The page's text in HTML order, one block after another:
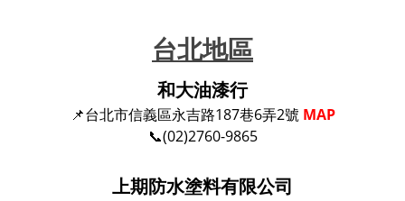
台北地區
和大油漆行
📌台北市信義區永吉路187巷6弄2號 MAP
📞(02)2760-9865
上期防水塗料有限公司